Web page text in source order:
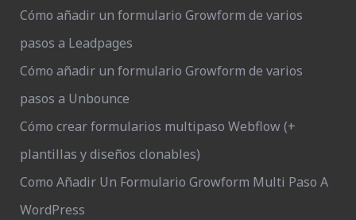
Cómo añadir un formulario Growform de varios
pasos a Leadpages
Cómo añadir un formulario Growform de varios
pasos a Unbounce
Cómo crear formularios multipaso Webflow (+
plantillas y diseños clonables)
Como Añadir Un Formulario Growform Multi Paso A
WordPress